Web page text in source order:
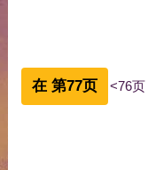
在 第77页 <76页